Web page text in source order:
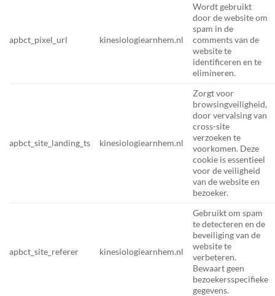
apbct_pixel_url kinesiologiearnhem.nl
Wordt gebruikt
door de website om
spam in de
comments van de
website te
identificeren en te
elimineren.
apbct_site_landing_ts kinesiologiearnhem.nl
Zorgt voor
browsingveiligheid,
door vervalsing van
cross-site
verzoeken te
voorkomen. Deze
cookie is essentieel
voor de veiligheid
van de website en
bezoeker.
apbct_site_referer kinesiologiearnhem.nl
Gebruikt om spam
te detecteren en de
beveiliging van de
website te
verbeteren.
Bewaart geen
bezoekersspecifieke
gegevens.